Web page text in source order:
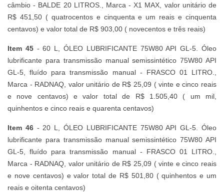
câmbio - BALDE 20 LITROS., Marca - X1 MAX, valor unitário de
R$ 451,50 ( quatrocentos e cinquenta e um reais e cinquenta
centavos) e valor total de R$ 903,00 ( novecentos e três reais)
Item 45 - 60 L, ÓLEO LUBRIFICANTE 75W80 API GL-5. Óleo
lubrificante para transmissão manual semissintético 75W80 API
GL-5, fluído para transmissão manual - FRASCO 01 LITRO.,
Marca - RADNAQ, valor unitário de R$ 25,09 ( vinte e cinco reais
e nove centavos) e valor total de R$ 1.505,40 ( um mil,
quinhentos e cinco reais e quarenta centavos)
Item 46- 20 L, ÓLEO LUBRIFICANTE 75W80 API GL-5. Óleo
lubrificante para transmissão manual semissintético 75W80 API
GL-5, fluído para transmissão manual - FRASCO 01 LITRO.,
Marca - RADNAQ, valor unitário de R$ 25,09 ( vinte e cinco reais
e nove centavos) e valor total de R$ 501,80 ( quinhentos e um
reais e oitenta centavos)